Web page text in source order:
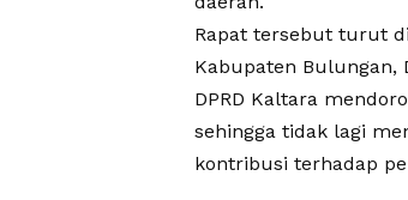
Rapat tersebut turut
Kabupaten Bulungan,
DPRD Kaltara
sehingga tidak lagi
kontribusi terhadap